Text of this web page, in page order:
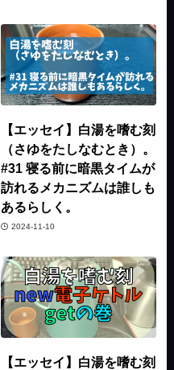
【エッセイ】白湯を嗜む刻
（さゆをたしなむとき）。
#31 寝る前に暗黒タイムが
訪れるメカニズムは誰しも
あるらしく。
2024-11-10
【エッセイ】白湯を嗜む刻